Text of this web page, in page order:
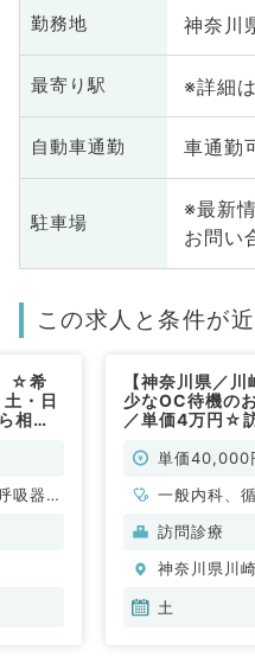
勤務地 神奈川
最寄り駅 ※詳細
自動車通勤 車通勤
駐車場
※最新
お問い
この求人と条件が
☆希
・日
相談
吸器内
【神奈川県／
少なOC待機の
／単価4万円☆
単価40,000
一般内科、
科、消化器
訪問診療
神奈川県川
土